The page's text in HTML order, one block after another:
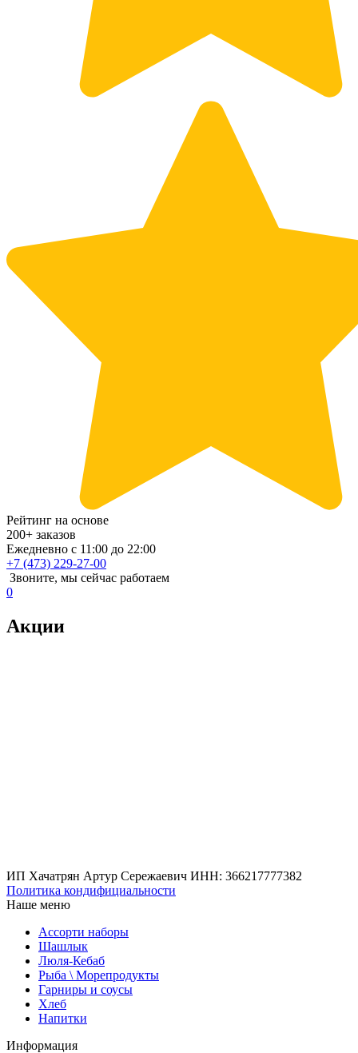
Рейтинг на основе
200+ заказов
Ежедневно с 11:00 до 22:00
+7 (473) 229-27-00
Звоните, мы сейчас работаем
0
Акции
ИП Хачатрян Артур Сережаевич ИНН: 366217777382
Политика кондифициальности
Наше меню
Ассорти наборы
Шашлык
Люля-Кебаб
Рыба \ Морепродукты
Гарниры и соусы
Хлеб
Напитки
Информация